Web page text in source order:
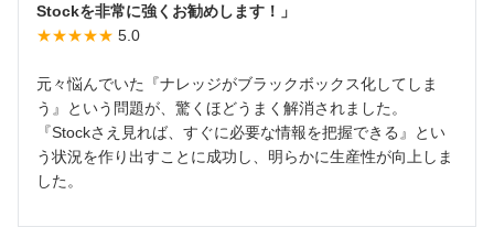
Stockを非常に強くお勧めします！」
★★★★★ 5.0
元々悩んでいた『ナレッジがブラックボックス化してしま
う』という問題が、驚くほどうまく解消されました。
『Stockさえ見れば、すぐに必要な情報を把握できる』とい
う状況を作り出すことに成功し、明らかに生産性が向上しま
した。